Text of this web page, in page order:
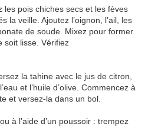
les pois chiches secs et les fèves
la veille. Ajoutez l’oignon, l’ail, les
de soude. Mixez pour former
soit lisse. Vérifiez
la tahine avec le jus de citron,
et l’huile d’olive. Commencez à
et versez-la dans un bol.
à l’aide d’un poussoir : trempez